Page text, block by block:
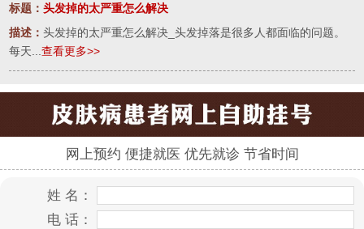
标题：头发掉的太严重怎么解决
描述：头发掉的太严重怎么解决_头发掉落是很多人都面临的问题。
每天...查看更多>>
网上预约 便捷就医 优先就诊 节省时间
姓 名：
电 话：